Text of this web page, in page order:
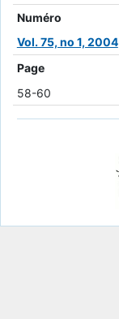
Numéro
Vol. 75, no 1, 2004
Page
58-60